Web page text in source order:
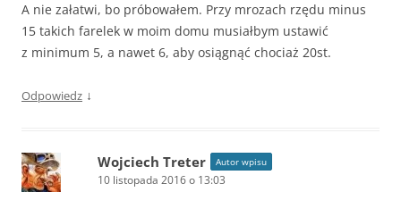
A nie załatwi, bo próbowałem. Przy mrozach rzędu minus
15 takich farelek w moim domu musiałbym ustawić
z minimum 5, a nawet 6, aby osiągnąć chociaż 20st.
Odpowiedz ↓
Wojciech Treter Autor wpisu
10 listopada 2016 o 13:03